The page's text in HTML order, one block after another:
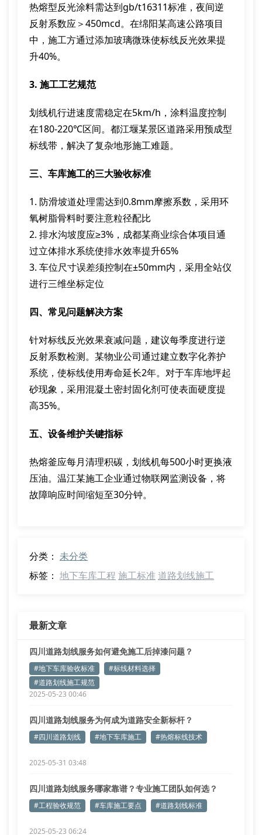
热熔型反光涂料需达到gb/t16311标准，夜间逆
反射系数应＞450mcd。在绵阳某高速公路项目
中，施工方通过添加玻璃微珠使标线反光效果提
升40%。
3. 施工工艺规范
划线机行进速度需稳定在5km/h，涂料温度控制
在180-220℃区间。都江堰某景区道路采用预成型
标线带，解决了复杂地形施工难题。
三、车库施工的三大验收标准
1. 防滑坡道处理需达到0.8mm摩擦系数，采用环
氧树脂骨料时要注意粒径配比
2. 排水沟坡度应≥3%，成都某商业综合体项目通
过立体排水系统使排水效率提升65%
3. 车位尺寸误差须控制在±50mm内，采用全站仪
进行三维坐标定位
四、常见问题解决方案
针对标线反光效果衰减问题，建议每季度进行逆
反射系数检测。某物业公司通过建立数字化养护
系统，使标线使用寿命延长2年。对于车库地坪起
砂现象，采用混凝土密封固化剂可使表面硬度提
高35%。
五、设备维护关键指标
热熔釜应每月清理积碳，划线机每500小时更换液
压油。温江某施工企业通过物联网监测设备，将
故障响应时间缩短至30分钟。
分类： 未分类
标签： 地下车库工程 施工标准道路划线施工
最新文章
四川道路划线服务如何避免施工后掉漆问题？
#地下车库验收标准
#标线材料选择
#道路划线施工规范
2025-05-23 00:46
四川道路划线服务为何成为道路安全新标杆？
#四川道路划线 #地下车库施工 #热熔标线技术
2025-05-31 03:48
四川道路划线服务哪家靠谱？专业施工团队如何选？
#工程验收规范 #车库施工要点 #道路划线标准
2025-05-23 06:24